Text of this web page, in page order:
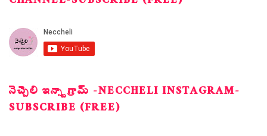
నెచ్చెలి ఇన్స్టాగ్రామ్ -NECCHELI INSTAGRAM-
SUBSCRIBE (FREE)